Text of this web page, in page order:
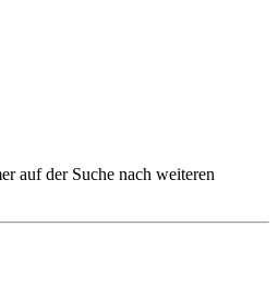
auf der Suche nach weiteren